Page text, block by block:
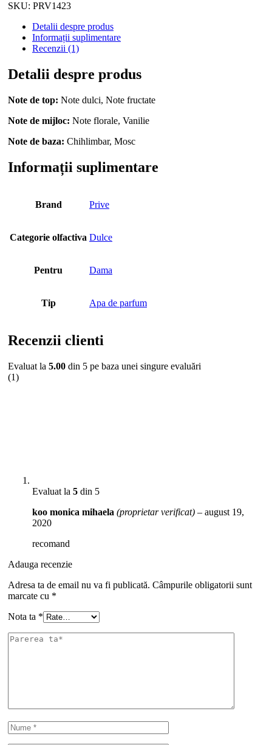
SKU: PRV1423
Detalii despre produs
Informații suplimentare
Recenzii (1)
Detalii despre produs
Note de top: Note dulci, Note fructate
Note de mijloc: Note florale, Vanilie
Note de baza: Chihlimbar, Mosc
Informații suplimentare
Brand Prive
Categorie olfactiva Dulce
Pentru Dama
Tip Apa de parfum
Recenzii clienti
Evaluat la 5.00 din 5 pe baza unei singure evaluări
(1)
Evaluat la 5 din 5
koo monica mihaela (proprietar verificat) – august 19,
2020
recomand
Adauga recenzie
Adresa ta de email nu va fi publicată. Câmpurile obligatorii sunt
marcate cu *
Nota ta *